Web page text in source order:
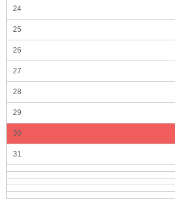
24
25
26
27
28
29
30
31